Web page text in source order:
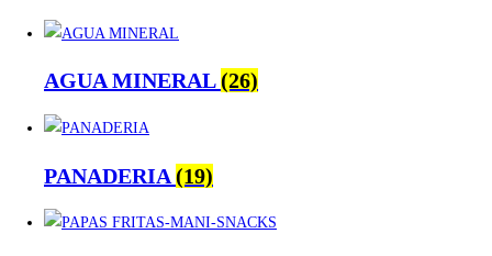
AGUA MINERAL(26)
PANADERIA(19)